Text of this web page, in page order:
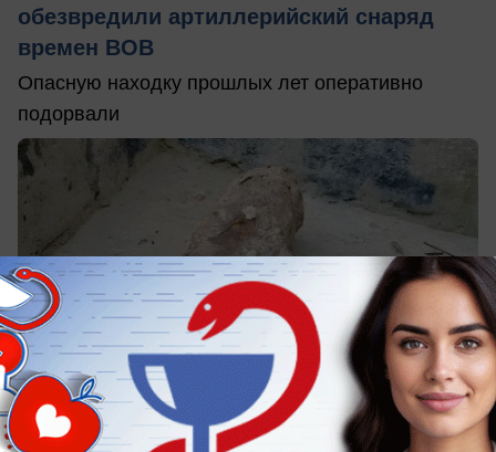
обезвредили артиллерийский снаряд
времен ВОВ
Опасную находку прошлых лет оперативно
подорвали